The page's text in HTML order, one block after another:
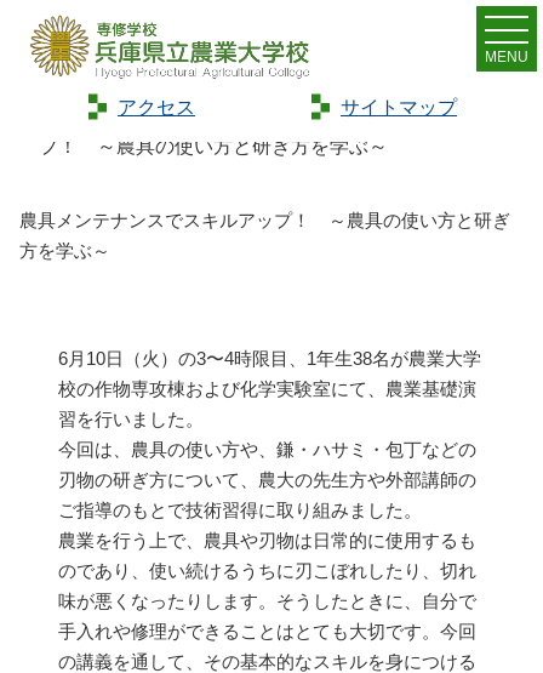
アクセス サイトマップ
MENU
Home> トピックス
農具メンテナンスでスキルアッ
プ！ ～農具の使い方と研ぎ方を学ぶ～
農具メンテナンスでスキルアップ！ ～農具の使い方と研ぎ
方を学ぶ～
6月10日（火）の3〜4時限目、1年生38名が農業大学
校の作物専攻棟および化学実験室にて、農業基礎演
習を行いました。
今回は、農具の使い方や、鎌・ハサミ・包丁などの
刃物の研ぎ方について、農大の先生方や外部講師の
ご指導のもとで技術習得に取り組みました。
農業を行う上で、農具や刃物は日常的に使用するも
のであり、使い続けるうちに刃こぼれしたり、切れ
味が悪くなったりします。そうしたときに、自分で
手入れや修理ができることはとても大切です。今回
の講義を通して、その基本的なスキルを身につける